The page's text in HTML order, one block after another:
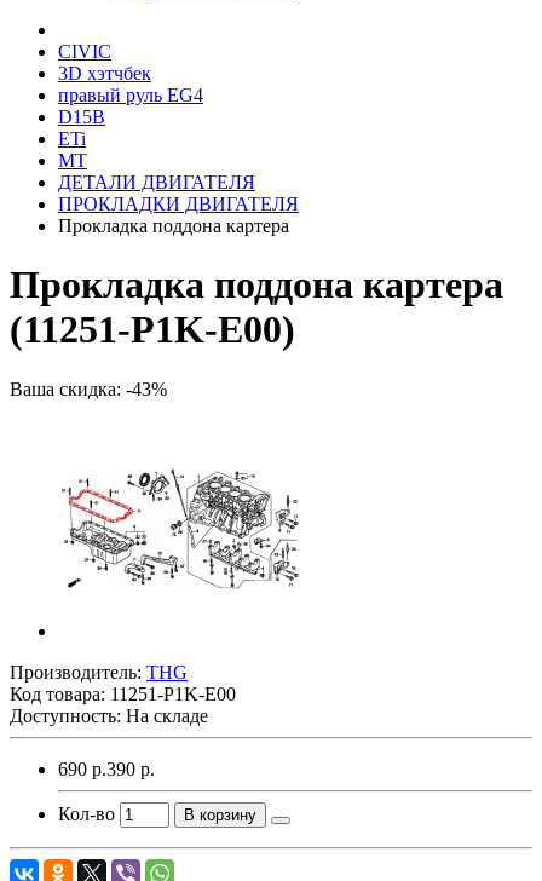
CIVIC
3D хэтчбек
правый руль EG4
D15B
ETi
MT
ДЕТАЛИ ДВИГАТЕЛЯ
ПРОКЛАДКИ ДВИГАТЕЛЯ
Прокладка поддона картера
Прокладка поддона картера
(11251-P1K-E00)
Ваша скидка: -43%
Производитель: THG
Код товара: 11251-P1K-E00
Доступность: На складе
690 р.390 р.
Кол-во В корзину